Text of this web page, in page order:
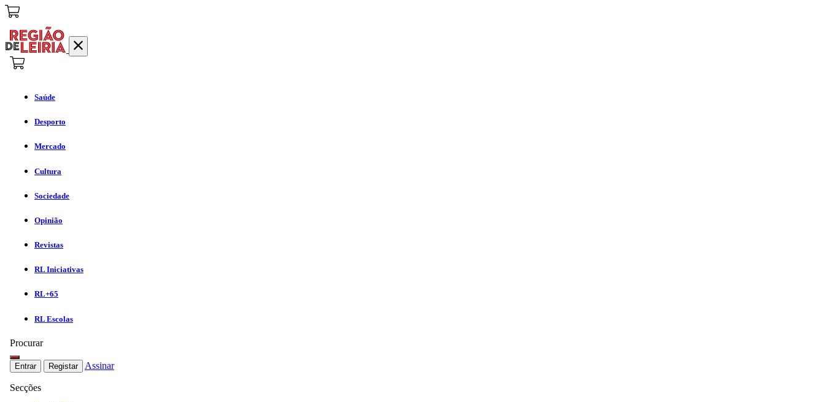
Saúde
Desporto
Mercado
Cultura
Sociedade
Opinião
Revistas
RL Iniciativas
RL+65
RL Escolas
Procurar
Entrar Registar Assinar
Secções